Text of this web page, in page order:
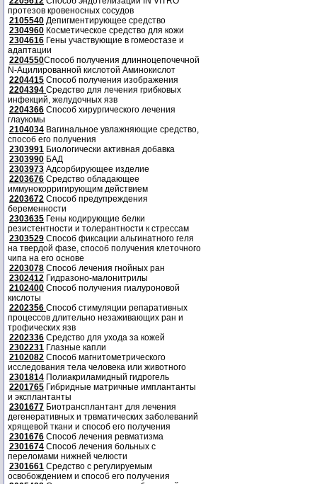
протезов кровеносных сосудов
2105540 Депигментирующее средство
2304960 Косметическое средство для кожи
2304616 Гены участвующие в гомеостазе и
адаптации
2204550Способ получения длинноцепочечной
N-Ацилированной кислотой Аминокислот
2204415 Способ получения изображения
2204394 Средство для лечения грибковых
инфекций, желудочных язв
2204366 Способ хирургического лечения
глаукомы
2104034 Вагинальное увлажняющие средство,
способ его получения
2303991 Биологически активная добавка
2303990 БАД
2303973 Адсорбирующее изделие
2203676 Средство обладающее
иммунокорригирующим действием
2203672 Способ предупреждения
беременности
2303635 Гены кодирующие белки
резистентности и толерантности к стрессам
2303529 Способ фиксации альгинатного геля
на твердой фазе, способ получения клеточного
чипа на его основе
2203078 Способ лечения гнойных ран
2302412 Гидразоно-малонитрилы
2102400 Способ получения гиалуроновой
кислоты
2202356 Способ стимуляции репаративных
процессов длительно незаживающих ран и
трофических язв
2202336 Средство для ухода за кожей
2302231 Глазные капли
2102082 Способ магнитометрического
исследования тела человека или животного
2301814 Полиакриламидный гидрогель
2201765 Гибридные матричные имплантанты
и эксплантанты
2301677 Биотрансплантант для лечения
дегенеративных и трвматических заболеваний
хрящевой ткани и способ его получения
2301676 Способ лечения ревматизма
2301674 Способ лечения больных с
переломами нижней челюсти
2301661 Средство с регулируемым
освобождением и способ его получения